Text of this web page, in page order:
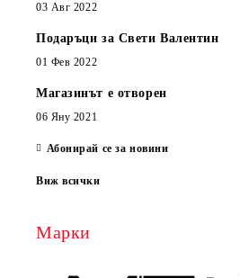
03 Авг 2022
Подаръци за Свети Валентин
01 Фев 2022
Магазинът е отворен
06 Яну 2021
Абонирай се за новини
Виж всички
Марки